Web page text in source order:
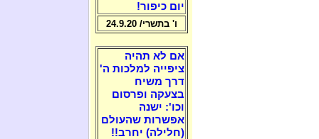
יום כיפור!
ו' בתשרי/ 24.9.20
אם לא תהיה
ציפייה למלכות ה'
דרך משיח
בצעקה ופרסום
וכו': ישנה
אפשרות שהעולם
(חלילה) יחרב!!